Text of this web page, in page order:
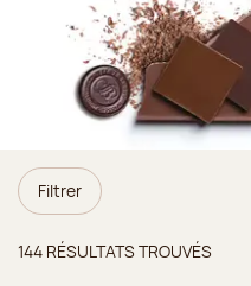
Filtrer
144 RÉSULTATS TROUVÉS